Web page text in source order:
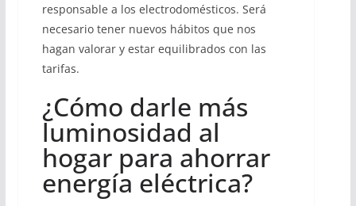
responsable a los electrodomésticos. Será
necesario tener nuevos hábitos que nos
hagan valorar y estar equilibrados con las
tarifas.
¿Cómo darle más
luminosidad al
hogar para ahorrar
energía eléctrica?